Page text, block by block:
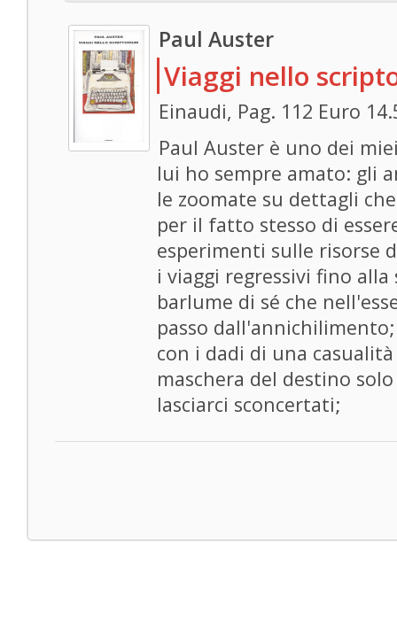
Paul Auster
Viaggi nello
Einaudi, Pag. 112 Euro
Paul Auster è uno dei
lui ho sempre amato: gli
le zoomate su dettagli
per il fatto stesso di
esperimenti sulle risorse
i viaggi regressivi fino
barlume di sé che
passo
con i dadi di una
maschera del destino
lasciarci sconcertati;